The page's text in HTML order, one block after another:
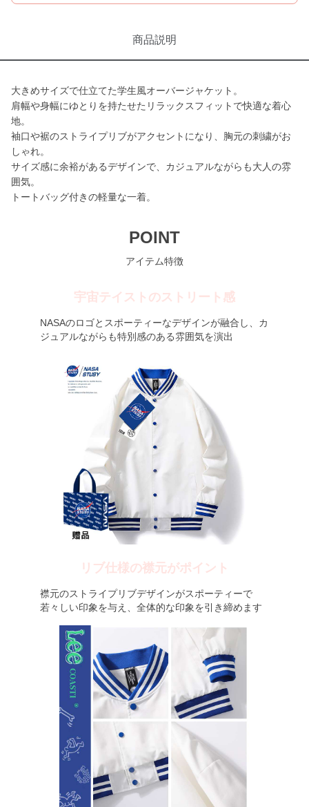
商品説明
大きめサイズで仕立てた学生風オーバージャケット。
肩幅や身幅にゆとりを持たせたリラックスフィットで快適な着心
地。
袖口や裾のストライプリブがアクセントになり、胸元の刺繍がお
しゃれ。
サイズ感に余裕があるデザインで、カジュアルながらも大人の雰
囲気。
トートバッグ付きの軽量な一着。
POINT
アイテム特徴
宇宙テイストのストリート感
NASAのロゴとスポーティーなデザインが融合し、カ
ジュアルながらも特別感のある雰囲気を演出
リブ仕様の襟元がポイント
襟元のストライプリブデザインがスポーティーで
若々しい印象を与え、全体的な印象を引き締めます